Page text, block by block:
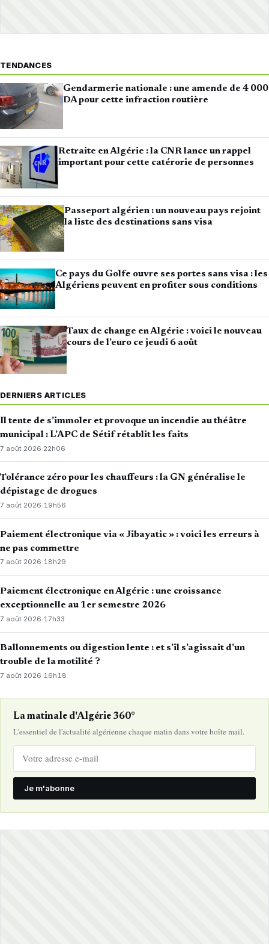
TENDANCES
Gendarmerie nationale : une amende de 4 000
DA pour cette infraction routière
Retraite en Algérie : la CNR lance un rappel
important pour cette catérorie de personnes
Passeport algérien : un nouveau pays rejoint
la liste des destinations sans visa
Ce pays du Golfe ouvre ses portes sans visa : les
Algériens peuvent en profiter sous conditions
Taux de change en Algérie : voici le nouveau
cours de l’euro ce jeudi 6 août
DERNIERS ARTICLES
Il tente de s’immoler et provoque un incendie au théâtre
municipal : L’APC de Sétif rétablit les faits
7 août 2026·22h06
Tolérance zéro pour les chauffeurs : la GN généralise le
dépistage de drogues
7 août 2026·19h56
Paiement électronique via « Jibayatic » : voici les erreurs à
ne pas commettre
7 août 2026·18h29
Paiement électronique en Algérie : une croissance
exceptionnelle au 1er semestre 2026
7 août 2026· 17h33
Ballonnements ou digestion lente : et s’il s’agissait d’un
trouble de la motilité ?
7 août 2026·16h18
La matinale d'Algérie 360°
L'essentiel de l'actualité algérienne chaque matin dans votre boîte mail.
Je m'abonne